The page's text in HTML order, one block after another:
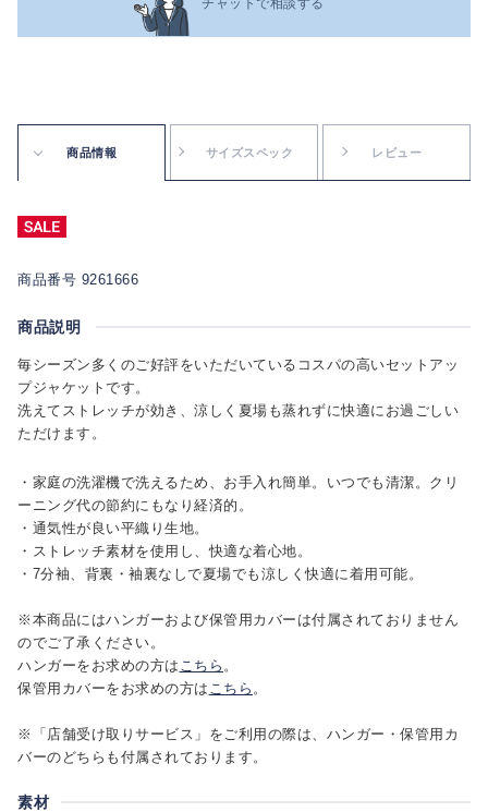
チャットで相談する
商品情報 サイズスペック レビュー
商品番号 9261666
商品説明
毎シーズン多くのご好評をいただいているコスパの高いセットアッ
プジャケットです。
洗えてストレッチが効き、涼しく夏場も蒸れずに快適にお過ごしい
ただけます。
・家庭の洗濯機で洗えるため、お手入れ簡単。いつでも清潔。クリ
ーニング代の節約にもなり経済的。
・通気性が良い平織り生地。
・ストレッチ素材を使用し、快適な着心地。
・7分袖、背裏・袖裏なしで夏場でも涼しく快適に着用可能。
※本商品にはハンガーおよび保管用カバーは付属されておりません
のでご了承ください。
ハンガーをお求めの方は こちら 。
保管用カバーをお求めの方は こちら 。
※「店舗受け取りサービス」をご利用の際は、ハンガー・保管用カ
バーのどちらも付属されております。
素材